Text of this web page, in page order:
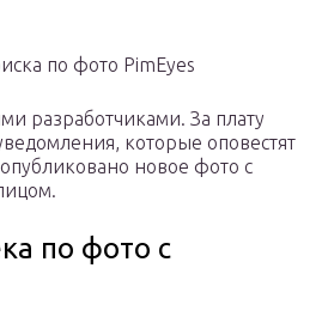
по фото PimEyes
разработчиками. За плату
которые оповестят
опубликовано новое фото с
по фото с